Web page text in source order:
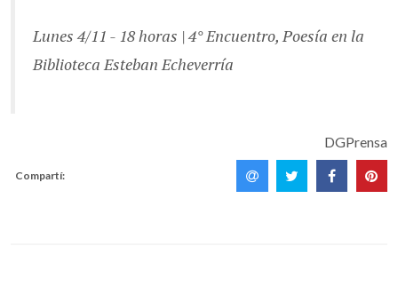
Lunes 4/11 - 18 horas | 4° Encuentro, Poesía en la
Biblioteca Esteban Echeverría
DGPrensa
Compartí: